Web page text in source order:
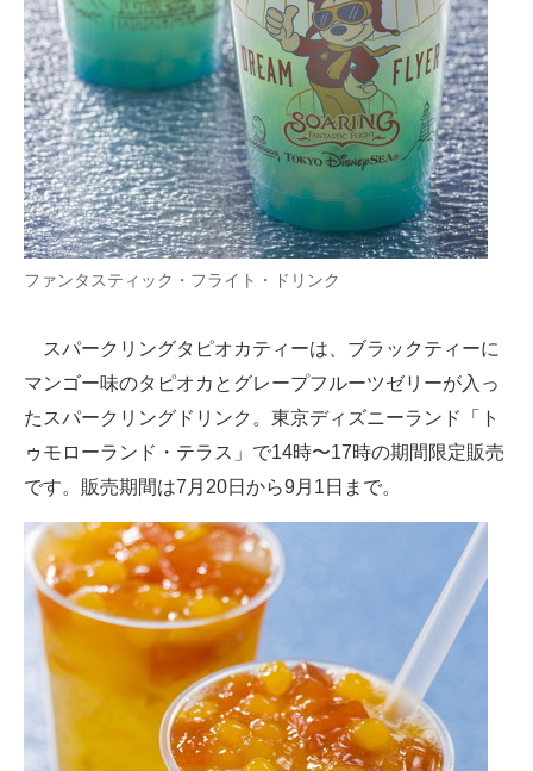
ファンタスティック・フライト・ドリンク
スパークリングタピオカティーは、ブラックティーに
マンゴー味のタピオカとグレープフルーツゼリーが入っ
たスパークリングドリンク。東京ディズニーランド「ト
ゥモローランド・テラス」で14時〜17時の期間限定販売
です。販売期間は7月20日から9月1日まで。